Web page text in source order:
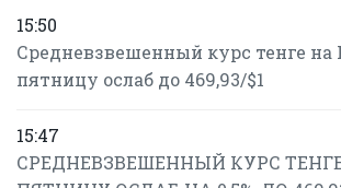
15:50
Средневзвешенный курс тенге на
пятницу ослаб до 469,93/$1
15:47
СРЕДНЕВЗВЕШЕННЫЙ КУРС ТЕНГЕ